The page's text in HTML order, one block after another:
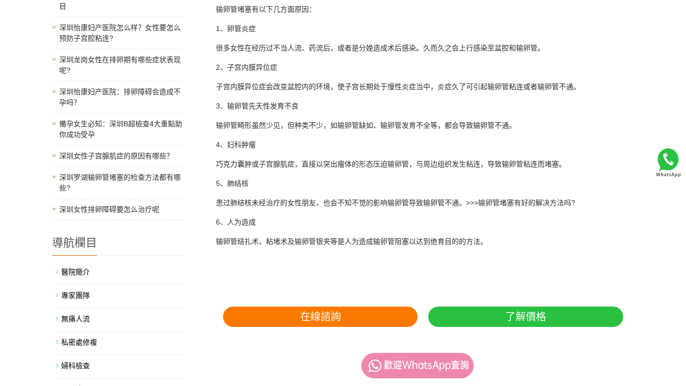
输卵管堵塞有以下几方面原因：
1、卵管炎症
很多女性在经历过不当人流、药流后，或者是分娩造成术后感染。久而久之会上行感染至盆腔和输卵管。
2、子宫内膜异位症
子宫内膜异位症会改变盆腔内的环境，使子宫长期处于慢性炎症当中，炎症久了可引起输卵管粘连或者输卵管不通。
3、输卵管先天性发育不良
输卵管畸形虽然少见，但种类不少，如输卵管缺如、输卵管发育不全等，都会导致输卵管不通。
4、妇科肿瘤
巧克力囊肿或子宫腺肌症，直接以突出瘤体的形态压迫输卵管，与周边组织发生粘连，导致输卵管粘连而堵塞。
5、肺结核
患过肺结核未经治疗的女性朋友，也会不知不觉的影响输卵管导致输卵管不通。>>>输卵管堵塞有好的解决方法吗?
6、人为造成
输卵管结扎术、粘堵术及输卵管银夹等是人为造成输卵管阻塞以达到绝育目的的方法。
在線諮詢 了解價格
目
深圳怡康妇产医院怎么样？女性要怎么
预防子宫腔粘连?
深圳龙岗女性在排卵期有哪些症状表现
呢?
深圳怡康妇产医院：排卵障碍会造成不
孕吗？
備孕女生必知：深圳B超檢查4大重點助
你成功受孕
深圳女性子宫腺肌症的原因有哪些？
深圳罗湖输卵管堵塞的检查方法都有哪
些?
深圳女性排卵障碍要怎么治疗呢
導航欄目
醫院簡介
專家團隊
無痛人流
私密處修複
婦科檢查